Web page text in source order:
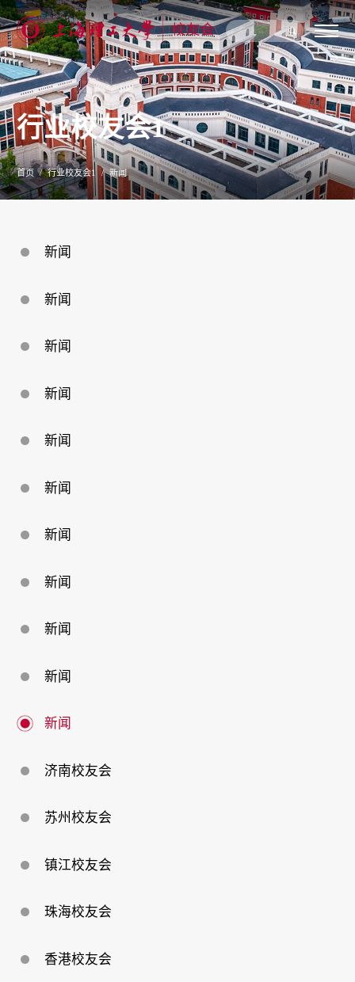
关
于
我
们
新
闻
公
告
校
友
行业校友会1
首页 行业校友会1 新闻
新闻
新闻
新闻
新闻
新闻
新闻
新闻
新闻
新闻
新闻
新闻
济南校友会
苏州校友会
镇江校友会
珠海校友会
香港校友会